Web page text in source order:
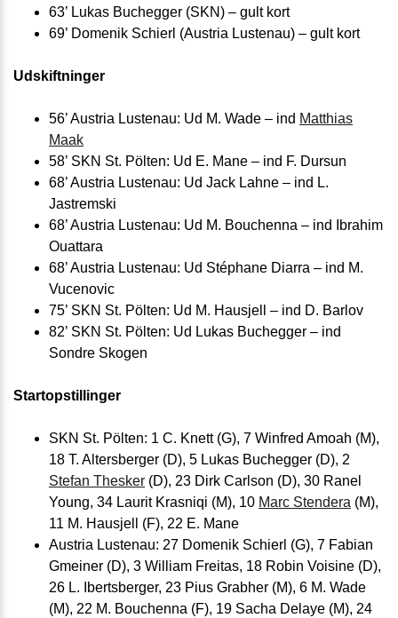
63’ Lukas Buchegger (SKN) – gult kort
69’ Domenik Schierl (Austria Lustenau) – gult kort
Udskiftninger
56’ Austria Lustenau: Ud M. Wade – ind Matthias
Maak
58’ SKN St. Pölten: Ud E. Mane – ind F. Dursun
68’ Austria Lustenau: Ud Jack Lahne – ind L.
Jastremski
68’ Austria Lustenau: Ud M. Bouchenna – ind Ibrahim
Ouattara
68’ Austria Lustenau: Ud Stéphane Diarra – ind M.
Vucenovic
75’ SKN St. Pölten: Ud M. Hausjell – ind D. Barlov
82’ SKN St. Pölten: Ud Lukas Buchegger – ind
Sondre Skogen
Startopstillinger
SKN St. Pölten: 1 C. Knett (G), 7 Winfred Amoah (M),
18 T. Altersberger (D), 5 Lukas Buchegger (D), 2
Stefan Thesker (D), 23 Dirk Carlson (D), 30 Ranel
Young, 34 Laurit Krasniqi (M), 10 Marc Stendera (M),
11 M. Hausjell (F), 22 E. Mane
Austria Lustenau: 27 Domenik Schierl (G), 7 Fabian
Gmeiner (D), 3 William Freitas, 18 Robin Voisine (D),
26 L. Ibertsberger, 23 Pius Grabher (M), 6 M. Wade
(M), 22 M. Bouchenna (F), 19 Sacha Delaye (M), 24